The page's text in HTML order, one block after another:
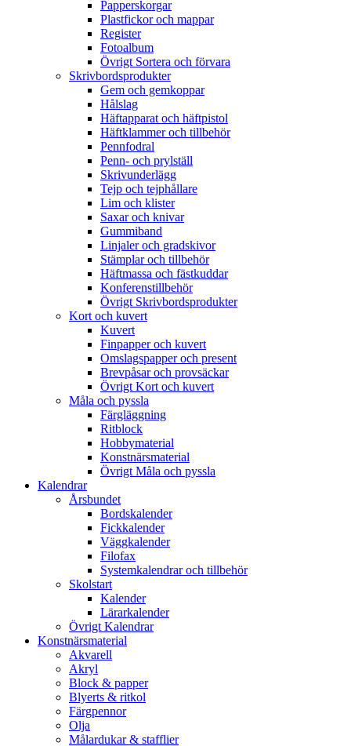
Papperskorgar
Plastfickor och mappar
Register
Fotoalbum
Övrigt Sortera och förvara
Skrivbordsprodukter
Gem och gemkoppar
Hålslag
Häftapparat och häftpistol
Häftklammer och tillbehör
Pennfodral
Penn- och prylställ
Skrivunderlägg
Tejp och tejphållare
Lim och klister
Saxar och knivar
Gummiband
Linjaler och gradskivor
Stämplar och tillbehör
Häftmassa och fästkuddar
Konferenstillbehör
Övrigt Skrivbordsprodukter
Kort och kuvert
Kuvert
Finpapper och kuvert
Omslagspapper och present
Brevpåsar och provsäckar
Övrigt Kort och kuvert
Måla och pyssla
Färgläggning
Ritblock
Hobbymaterial
Konstnärsmaterial
Övrigt Måla och pyssla
Kalendrar
Årsbundet
Bordskalender
Fickkalender
Väggkalender
Filofax
Systemkalendrar och tillbehör
Skolstart
Kalender
Lärarkalender
Övrigt Kalendrar
Konstnärsmaterial
Akvarell
Akryl
Block & papper
Blyerts & ritkol
Färgpennor
Olja
Målardukar & stafflier